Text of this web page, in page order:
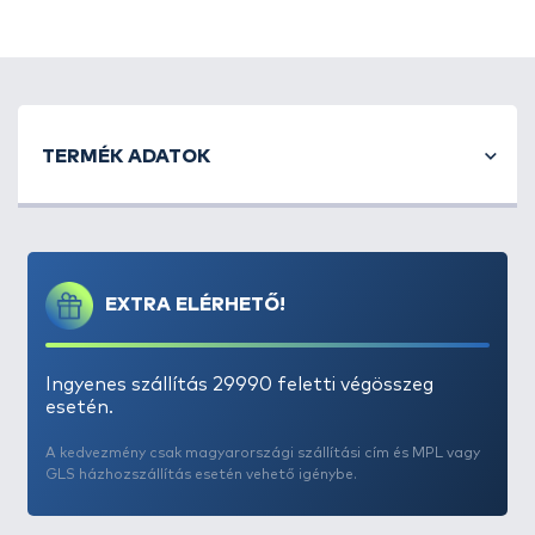
EXTRA ELÉRHETŐ!
Ingyenes szállítás 29990 feletti végösszeg
esetén.
A kedvezmény csak magyarországi szállítási cím és MPL vagy
GLS házhozszállítás esetén vehető igénybe.
TERMÉK ADATOK